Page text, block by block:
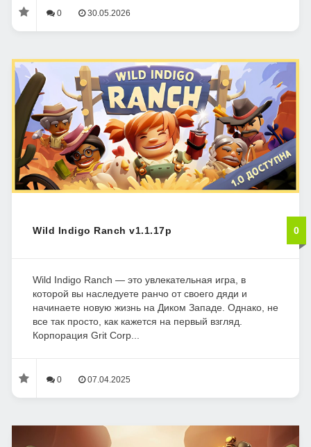
0 30.05.2026
Wild Indigo Ranch v1.1.17p 0
Wild Indigo Ranch — это увлекательная игра, в
которой вы наследуете ранчо от своего дяди и
начинаете новую жизнь на Диком Западе. Однако, не
все так просто, как кажется на первый взгляд.
Корпорация Grit Corp...
0 07.04.2025